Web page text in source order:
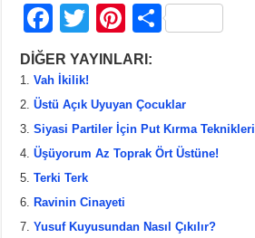
F
a
c
e
b
o
o
k
T
wi
er
Pi
nt
e
st
S
e
DİĞER YAYINLARI:
Vah İkilik!
Üstü Açık Uyuyan Çocuklar
Siyasi Partiler İçin Put Kırma Teknikleri
Üşüyorum Az Toprak Ört Üstüne!
Terki Terk
Ravinin Cinayeti
Yusuf Kuyusundan Nasıl Çıkılır?